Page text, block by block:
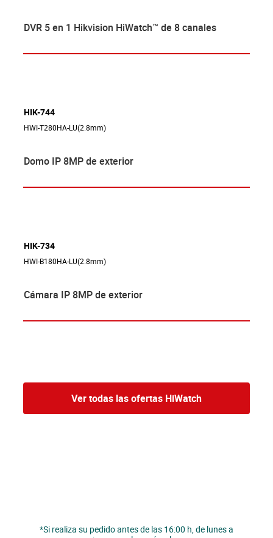
DVR 5 en 1 Hikvision HiWatch™ de 8 canales
HIK-744
HWI-T280HA-LU(2.8mm)
Domo IP 8MP de exterior
HIK-734
HWI-B180HA-LU(2.8mm)
Cámara IP 8MP de exterior
Ver todas las ofertas HiWatch
*Si realiza su pedido antes de las 16:00 h, de lunes a